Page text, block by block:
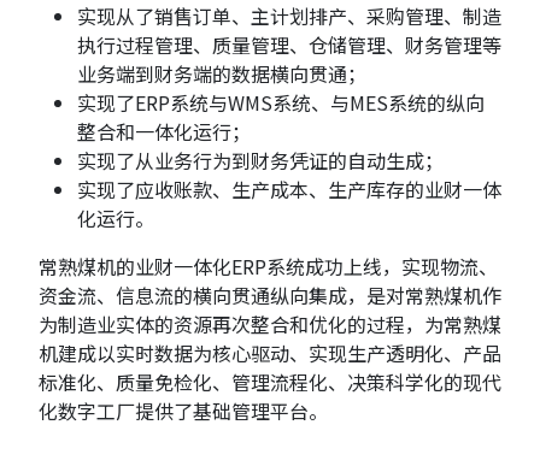
实现从了销售订单、主计划排产、采购管理、制造
执行过程管理、质量管理、仓储管理、财务管理等
业务端到财务端的数据横向贯通；
实现了ERP系统与WMS系统、与MES系统的纵向
整合和一体化运行；
实现了从业务行为到财务凭证的自动生成；
实现了应收账款、生产成本、生产库存的业财一体
化运行。
常熟煤机的业财一体化ERP系统成功上线，实现物流、
资金流、信息流的横向贯通纵向集成，是对常熟煤机作
为制造业实体的资源再次整合和优化的过程，为常熟煤
机建成以实时数据为核心驱动、实现生产透明化、产品
标准化、质量免检化、管理流程化、决策科学化的现代
化数字工厂提供了基础管理平台。